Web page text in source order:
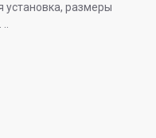
установка, размеры